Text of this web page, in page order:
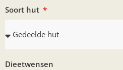
Soort hut
Dieetwensen